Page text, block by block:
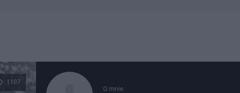
1107
O mnie